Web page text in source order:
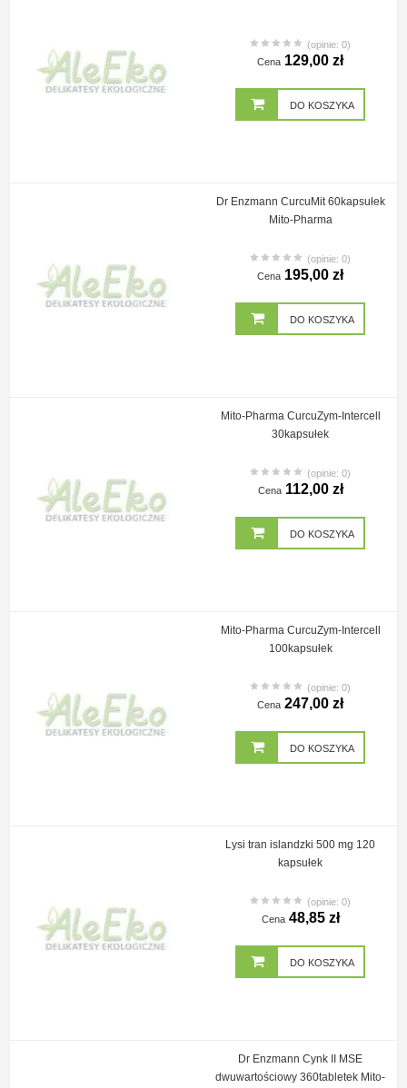
(opinie: 0)
Cena 129,00 zł
DO KOSZYKA
Dr Enzmann CurcuMit 60kapsułek
Mito-Pharma
(opinie: 0)
Cena 195,00 zł
DO KOSZYKA
Mito-Pharma CurcuZym-Intercell
30kapsułek
(opinie: 0)
Cena 112,00 zł
DO KOSZYKA
Mito-Pharma CurcuZym-Intercell
100kapsułek
(opinie: 0)
Cena 247,00 zł
DO KOSZYKA
Lysi tran islandzki 500 mg 120
kapsułek
(opinie: 0)
Cena 48,85 zł
DO KOSZYKA
Dr Enzmann Cynk II MSE
dwuwartościowy 360tabletek Mito-